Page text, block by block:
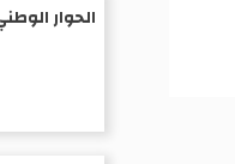
الحوار